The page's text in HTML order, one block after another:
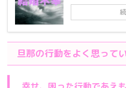
旦那の行動をよく思って